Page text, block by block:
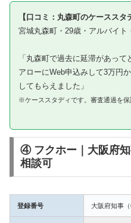
【口コミ：丸森町のケーススタ
宮城丸森町・29歳・アルバイト
「丸森町で過去に延滞があって
アローにWeb申込みして3万円
してもらえました」
※ケーススタディです。審査通過を
④ フクホー｜大阪府
相談可
登録番号 大阪府知事